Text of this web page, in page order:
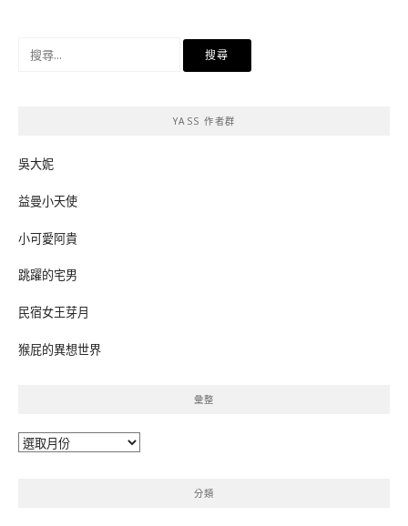
YASS 作者群
吳大妮
益曼小天使
小可愛阿貴
跳躍的宅男
民宿女王芽月
猴屁的異想世界
彙整
彙
分類